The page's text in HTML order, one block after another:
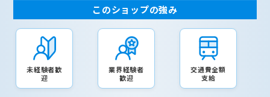
このショップの強み
未経験者歓
迎
業界経験者
歓迎
交通費全額
支給